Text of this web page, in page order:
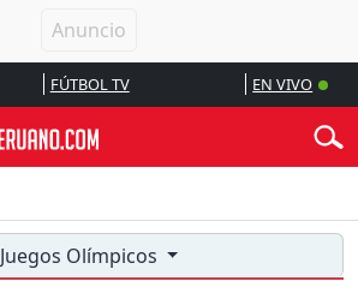
FÚTBOL TV EN VIVO
Juegos Olímpicos